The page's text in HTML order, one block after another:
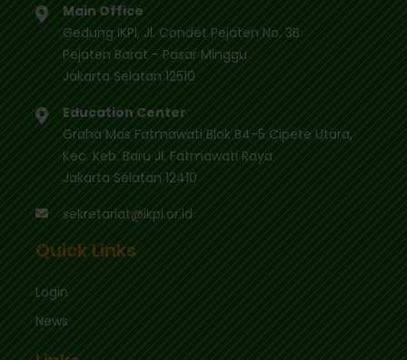
Main Office
Gedung IKPI, Jl. Condet Pejaten No. 3B
Pejaten Barat - Pasar Minggu
Jakarta Selatan 12510
Education Center
Graha Mas Fatmawati Blok B4-5 Cipete Utara,
Kec. Keb. Baru Jl. Fatmawati Raya
Jakarta Selatan 12410
sekretariat@ikpi.or.id
Quick Links
Login
News